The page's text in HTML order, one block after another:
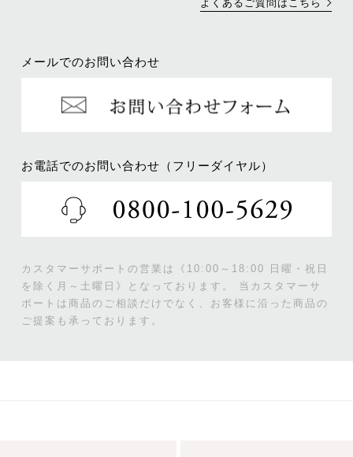
よくあるご質問はこちら
メールでのお問い合わせ
お電話でのお問い合わせ（フリーダイヤル）
カスタマーサポートの営業は《10:00～18:00 日曜・祝日
を除く月～土曜日》となっております。
当カスタマーサ
ポートは商品のご相談だけでなく、お客様に沿った商品の
ご提案も承っております。